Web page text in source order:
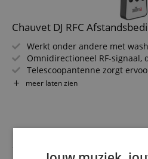
Chauvet DJ RFC
Werkt onder andere met
Omnidirectioneel RF-
Telescoopantenne zorgt
bereikt
meer laten zien